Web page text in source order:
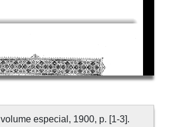
volume especial, 1900, p. [1-3].